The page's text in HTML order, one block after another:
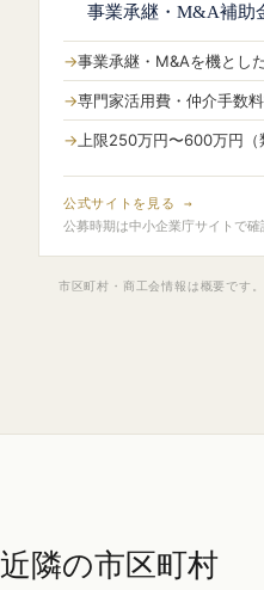
事業承継・M&A補助
事業承継・M&Aを機とし
専門家活用費・仲介手数
上限250万円〜600万円（
公式サイトを見る →
公募時期は中小企業庁サイトで確
市区町村・商工会情報は概要です
近隣の市区町村